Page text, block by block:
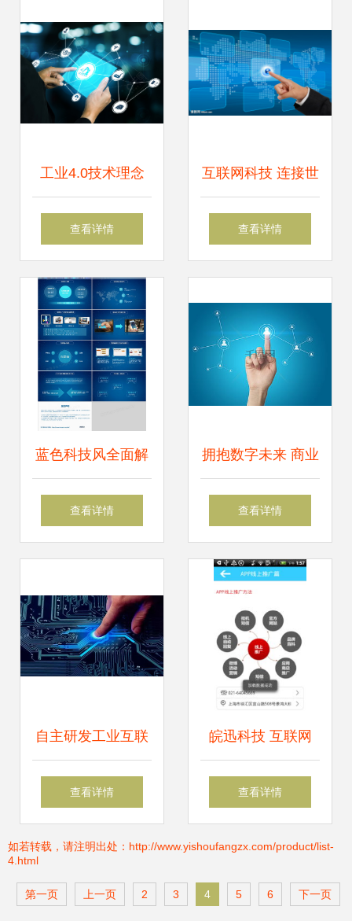
工业4.0技术理念
第四次工业革命的
科技
查看详情
互联网科技 连接世
界的力量
查看详情
蓝色科技风全面解
析互联网PPT模板
查看详情
拥抱数字未来 商业
科技互联网宣传海
查看详情
自主研发工业互联
网的江北企业 引领
查看详情
皖迅科技 互联网
APP领域的引领者
查看详情
如若转载，请注明出处：http://www.yishoufangzx.com/product/list-
4.html
第一页 上一页 2 3 4 5 6 下一页